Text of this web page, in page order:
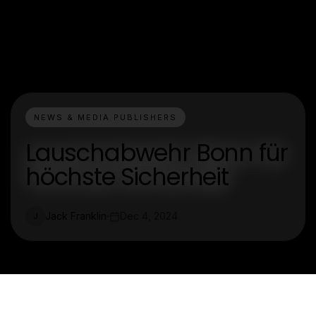
NEWS & MEDIA PUBLISHERS
Lauschabwehr Bonn für
höchste Sicherheit